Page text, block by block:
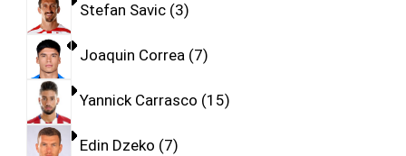
Stefan Savic 3
Joaquin Correa 7
Yannick Carrasco 15
Edin Dzeko 7